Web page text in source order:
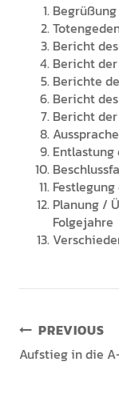
Bericht
Bericht
Berichte
Bericht
Bericht
Entlastung
Planung /
Folgejahre
PREVIOUS
Aufstieg in die